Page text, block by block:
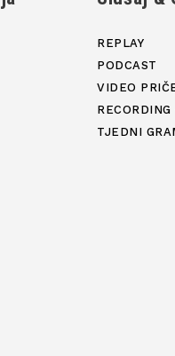
REPLAY
PODCAST
VIDEO
RECORDING
TJEDNI